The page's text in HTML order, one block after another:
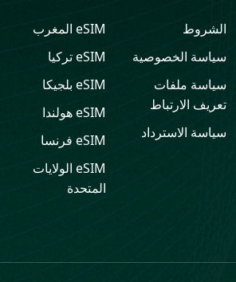
الشروط
سياسة الخصوصية
سياسة ملفات
تعريف الارتباط
سياسة الاسترداد
eSIM المغرب
eSIMتركيا
eSIM بلجيكا
eSIMهولندا
eSIM فرنسا
eSIM الولايات
المتحدة